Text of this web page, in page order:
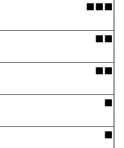
■■■
■■
■■
■
■